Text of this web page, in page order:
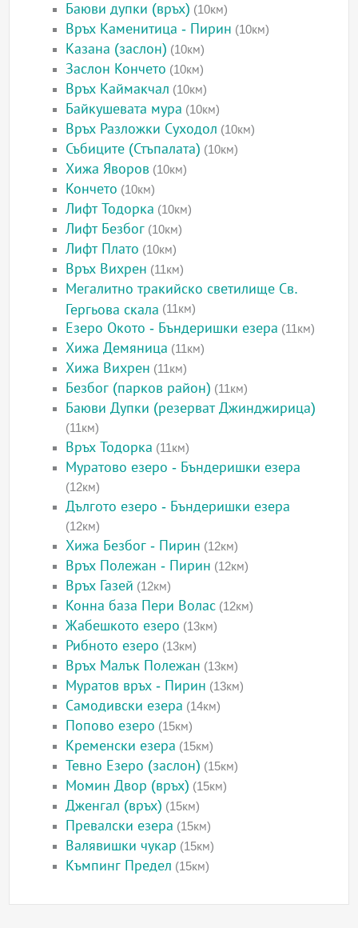
Баюви дупки (връх) (10км)
Връх Каменитица - Пирин (10км)
Казана (заслон) (10км)
Заслон Кончето (10км)
Връх Каймакчал (10км)
Байкушевата мура (10км)
Връх Разложки Суходол (10км)
Събиците (Стъпалата) (10км)
Хижа Яворов (10км)
Кончето (10км)
Лифт Тодорка (10км)
Лифт Безбог (10км)
Лифт Плато (10км)
Връх Вихрен (11км)
Мегалитно тракийско светилище Св.
Гергьова скала (11км)
Езеро Окото - Бъндеришки езера (11км)
Хижа Демяница (11км)
Хижа Вихрен (11км)
Безбог (парков район) (11км)
Баюви Дупки (резерват Джинджирица)
(11км)
Връх Тодорка (11км)
Муратово езеро - Бъндеришки езера
(12км)
Дългото езеро - Бъндеришки езера
(12км)
Хижа Безбог - Пирин (12км)
Връх Полежан - Пирин (12км)
Връх Газей (12км)
Конна база Пери Волас (12км)
Жабешкото езеро (13км)
Рибното езеро (13км)
Връх Малък Полежан (13км)
Муратов връх - Пирин (13км)
Самодивски езера (14км)
Попово езеро (15км)
Кременски езера (15км)
Тевно Езеро (заслон) (15км)
Момин Двор (връх) (15км)
Дженгал (връх) (15км)
Превалски езера (15км)
Валявишки чукар (15км)
Къмпинг Предел (15км)